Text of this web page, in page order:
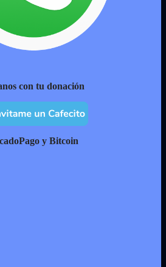
con tu donación
y Bitcoin